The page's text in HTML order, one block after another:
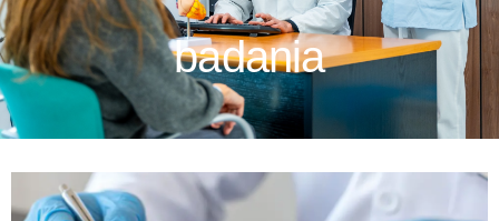
badania